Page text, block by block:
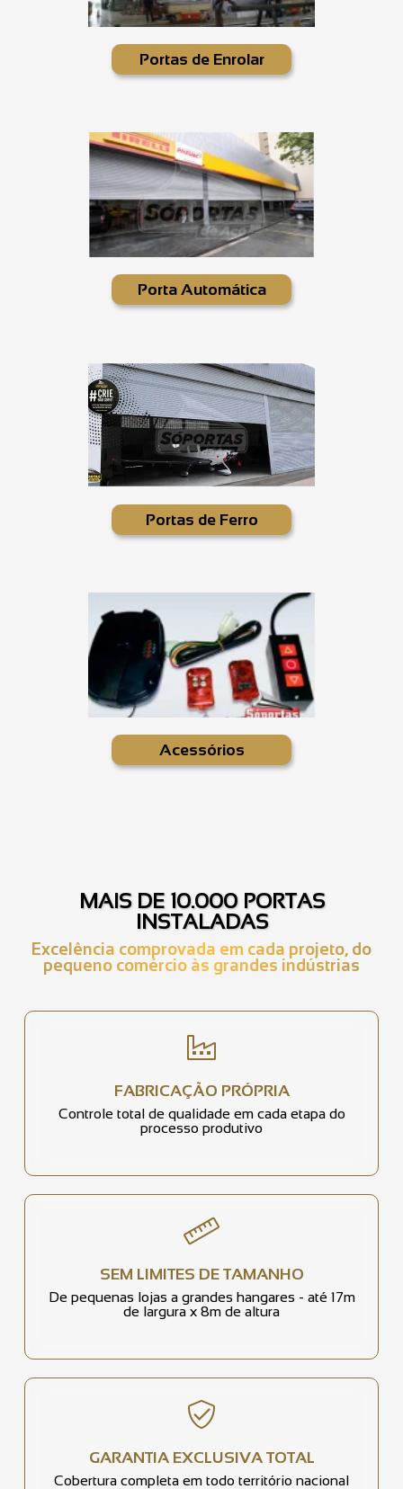
Portas de Enrolar
Porta Automática
Portas de Ferro
Acessórios
MAIS DE 10.000 PORTAS
INSTALADAS
Excelência comprovada em cada projeto, do
pequeno comércio às grandes indústrias
FABRICAÇÃO PRÓPRIA
Controle total de qualidade em cada etapa do
processo produtivo
SEM LIMITES DE TAMANHO
De pequenas lojas a grandes hangares - até 17m
de largura x 8m de altura
GARANTIA EXCLUSIVA TOTAL
Cobertura completa em todo território nacional